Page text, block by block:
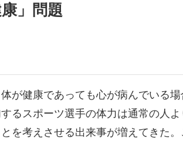
」問題
が健康であっても心が病んでいる
るスポーツ選手の体力は通常の人
を考えさせる出来事が増えてきた